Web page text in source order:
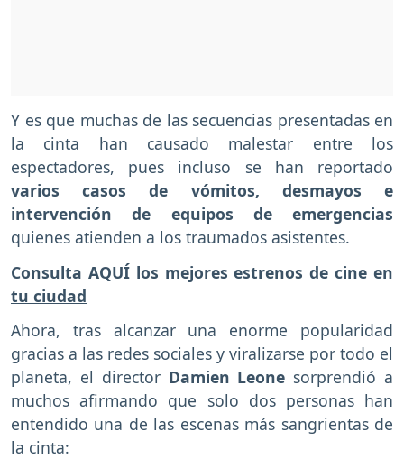
Y es que muchas de las secuencias presentadas en
la cinta han causado malestar entre los
espectadores, pues incluso se han reportado
varios casos de vómitos, desmayos e
intervención de equipos de emergencias
quienes atienden a los traumados asistentes.
Consulta AQUÍ los mejores estrenos de cine en
tu ciudad
Ahora, tras alcanzar una enorme popularidad
gracias a las redes sociales y viralizarse por todo el
planeta, el director Damien Leone sorprendió a
muchos afirmando que solo dos personas han
entendido una de las escenas más sangrientas de
la cinta: